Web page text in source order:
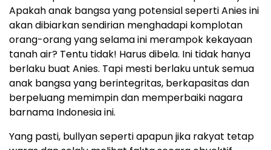
Apakah anak bangsa yang potensial seperti Anies ini
akan dibiarkan sendirian menghadapi komplotan
orang-orang yang selama ini merampok kekayaan
tanah air? Tentu tidak! Harus dibela. Ini tidak hanya
berlaku buat Anies. Tapi mesti berlaku untuk semua
anak bangsa yang berintegritas, berkapasitas dan
berpeluang memimpin dan memperbaiki nagara
barnama Indonesia ini.
Yang pasti, bullyan seperti apapun jika rakyat tetap